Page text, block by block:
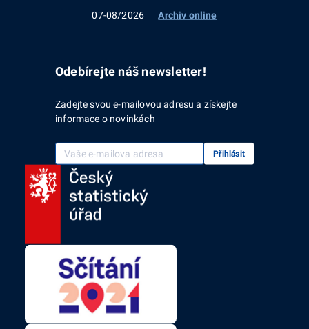
07-08/2026 Archiv online
Odebírejte náš newsletter!
Zadejte svou e-mailovou adresu a získejte
informace o novinkách
Vaše e-mailová adresa Přihlásit